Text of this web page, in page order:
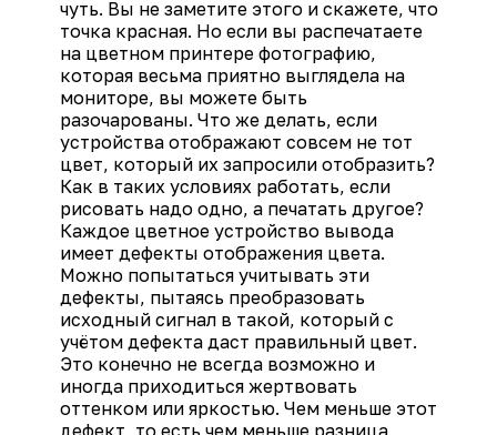
чуть. Вы не заметите этого и скажете, что
точка красная. Но если вы распечатаете
на цветном принтере фотографию,
которая весьма приятно выглядела на
мониторе, вы можете быть
разочарованы. Что же делать, если
устройства отображают совсем не тот
цвет, который их запросили отобразить?
Как в таких условиях работать, если
рисовать надо одно, а печатать другое?
Каждое цветное устройство вывода
имеет дефекты отображения цвета.
Можно попытаться учитывать эти
дефекты, пытаясь преобразовать
исходный сигнал в такой, который с
учётом дефекта даст правильный цвет.
Это конечно не всегда возможно и
иногда приходиться жертвовать
оттенком или яркостью. Чем меньше этот
дефект, то есть чем меньше разница